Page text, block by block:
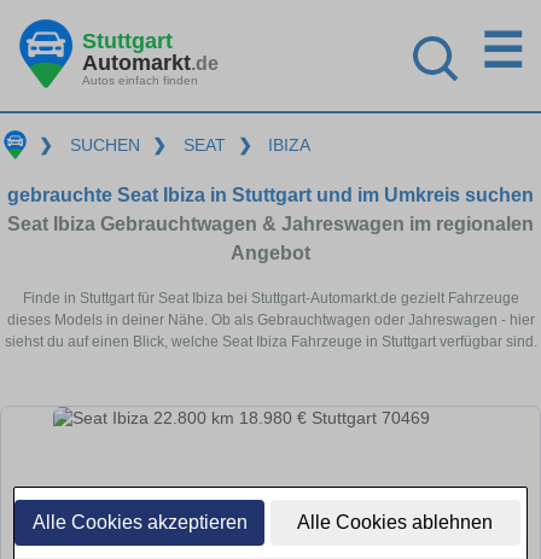
Alle Cookies akzeptieren Alle Cookies ablehnen
Stuttgart
Automarkt.de
Autos einfach finden
☰
❯ SUCHEN ❯ SEAT ❯ IBIZA
gebrauchte Seat Ibiza in Stuttgart und im Umkreis suchen
Seat Ibiza Gebrauchtwagen & Jahreswagen im regionalen
Angebot
Finde in Stuttgart für Seat Ibiza bei Stuttgart-Automarkt.de gezielt Fahrzeuge
dieses Models in deiner Nähe. Ob als Gebrauchtwagen oder Jahreswagen - hier
siehst du auf einen Blick, welche Seat Ibiza Fahrzeuge in Stuttgart verfügbar sind.